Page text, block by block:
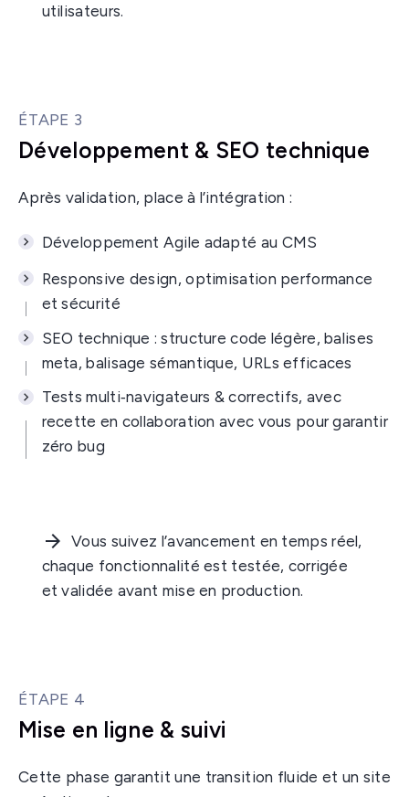
utilisateurs.
ÉTAPE 3
Développement & SEO technique
Après validation, place à l’intégration :
Développement Agile adapté au CMS
Responsive design, optimisation performance
et sécurité
SEO technique : structure code légère, balises
meta, balisage sémantique, URLs efficaces
Tests multi‑navigateurs & correctifs, avec
recette en collaboration avec vous pour garantir
zéro bug
Vous suivez l’avancement en temps réel,
chaque fonctionnalité est testée, corrigée
et validée avant mise en production.
ÉTAPE 4
Mise en ligne & suivi
Cette phase garantit une transition fluide et un site